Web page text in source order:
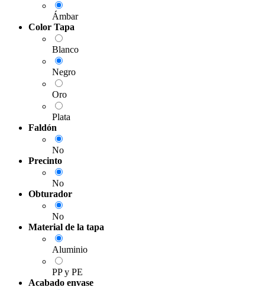
Ámbar
Color Tapa
Blanco
Negro
Oro
Plata
Faldón
No
Precinto
No
Obturador
No
Material de la tapa
Aluminio
PP y PE
Acabado envase